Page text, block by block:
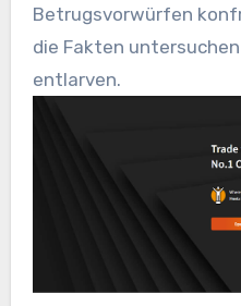
Betrugsvorwürfen
die Fakten
entlarven.